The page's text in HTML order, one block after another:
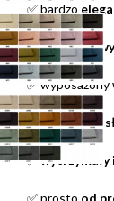
✅ bardzo
✅
✅ wyposażony
✅łatwy w
✅